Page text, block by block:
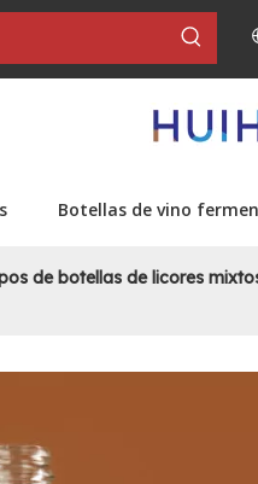
Botellas de vino
de botellas de licores